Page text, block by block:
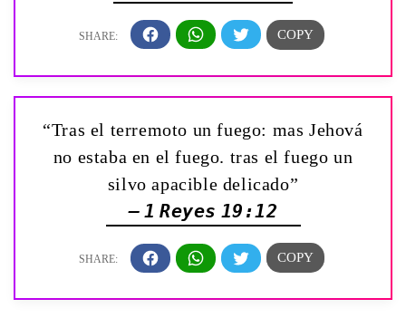
“Tras el terremoto un fuego: mas Jehová
no estaba en el fuego. tras el fuego un
silvo apacible delicado”
— 1 Reyes 19:12